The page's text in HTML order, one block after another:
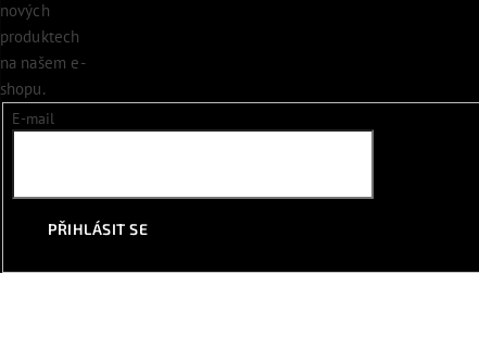
nových
produktech
na našem e-
shopu.
E-mail
PŘIHLÁSIT SE